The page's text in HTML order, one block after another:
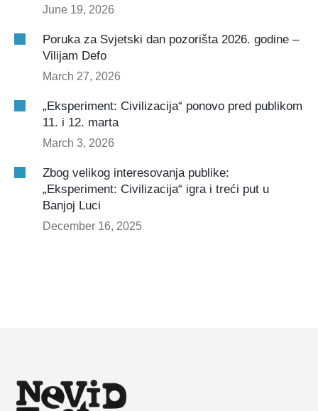
June 19, 2026
Poruka za Svjetski dan pozorišta 2026. godine –
Vilijam Defo
March 27, 2026
„Eksperiment: Civilizacija“ ponovo pred publikom
11. i 12. marta
March 3, 2026
Zbog velikog interesovanja publike:
„Eksperiment: Civilizacija“ igra i treći put u
Banjoj Luci
December 16, 2025